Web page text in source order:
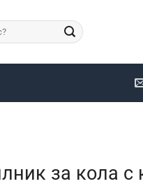
за кола с